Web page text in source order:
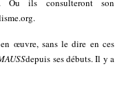
Ou ils consulteront son
.
œuvre, sans le dire en ces
depuis ses débuts. Il y a